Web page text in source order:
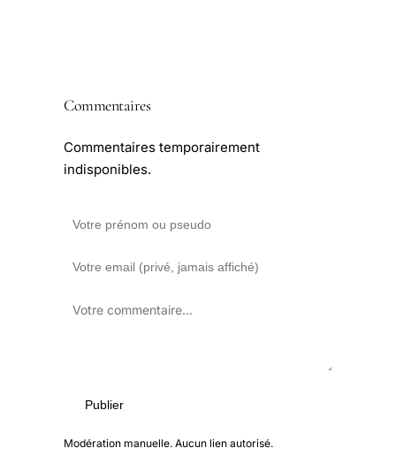
Commentaires
Commentaires temporairement
indisponibles.
Publier
Modération manuelle. Aucun lien autorisé.